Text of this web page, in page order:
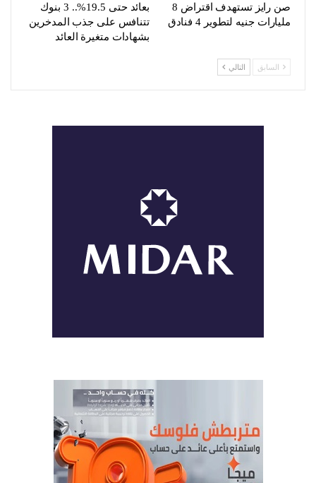
صن رايز تستهدف اقتراض 8
مليارات جنيه لتطوير 4 فنادق
بعائد حتى 19.5%.. 3 بنوك
تتنافس على جذب المدخرين
بشهادات متغيرة العائد
السابق التالي